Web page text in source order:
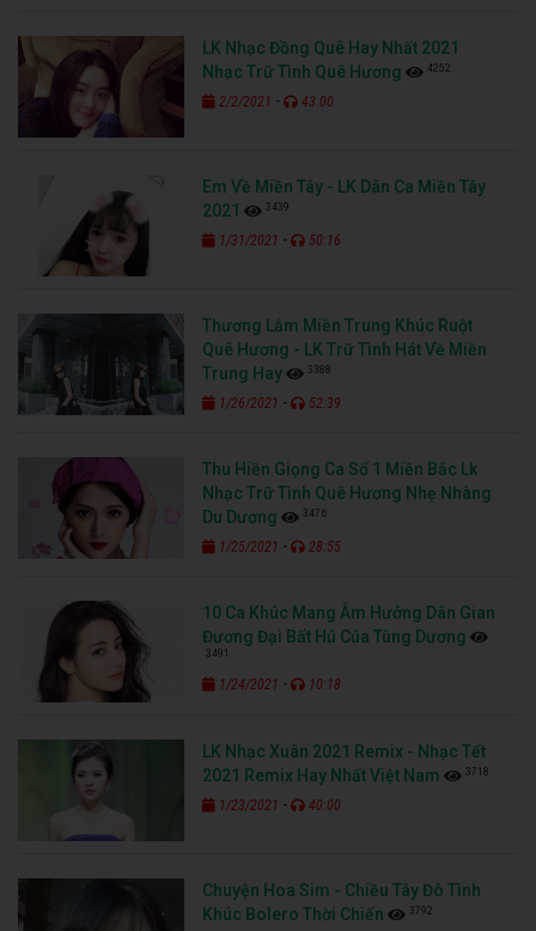
LK Nhạc Đồng Quê Hay Nhất 2021
Nhạc Trữ Tình Quê Hương
4252
2/2/2021 - 43:00
Em Về Miền Tây - LK Dân Ca Miền Tây
2021
3439
1/31/2021 - 50:16
Thương Lắm Miền Trung Khúc Ruột
Quê Hương - LK Trữ Tình Hát Về Miền
Trung Hay
3388
1/26/2021 - 52:39
Thu Hiền Giọng Ca Số 1 Miền Bắc Lk
Nhạc Trữ Tình Quê Hương Nhẹ Nhàng
Du Dương
3476
1/25/2021 - 28:55
10 Ca Khúc Mang Âm Hưởng Dân Gian
Đương Đại Bất Hủ Của Tùng Dương
3491
1/24/2021 - 10:18
LK Nhạc Xuân 2021 Remix - Nhạc Tết
2021 Remix Hay Nhất Việt Nam
3718
1/23/2021 - 40:00
Chuyện Hoa Sim - Chiều Tây Đô Tình
Khúc Bolero Thời Chiến
3792